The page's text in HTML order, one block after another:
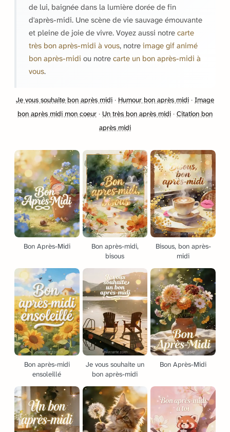
de lui, baignée dans la lumière dorée de fin
d'après-midi. Une scène de vie sauvage émouvante
et pleine de joie de vivre. Voyez aussi notre carte
très bon après-midi à vous, notre image gif animé
bon après-midi ou notre carte un bon après-midi à
vous.
Je vous souhaite bon après midi · Humour bon après midi · Image
bon après midi mon coeur · Un très bon après midi · Citation bon
après midi
Bon Après-Midi
Bon après-midi,
bisous
Bisous, bon après-
midi
Bon après-midi
ensoleillé
Je vous souhaite un
bon après-midi
Bon Après-Midi